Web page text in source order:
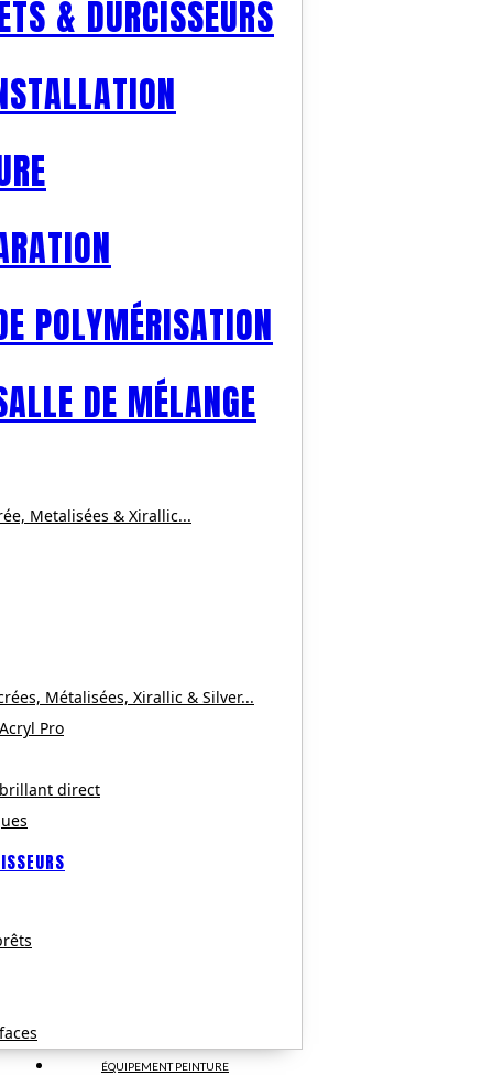
& DURCISSEURS​
POLYMÉRISATION
DE MÉLANGE
Metalisées & Xirallic...
Métalisées, Xirallic & Silver...
Pro
direct
ÉQUIPEMENT PEINTURE